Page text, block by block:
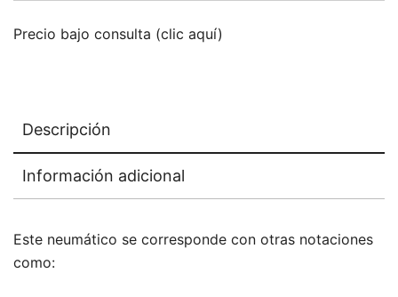
Precio bajo consulta (clic aquí)
Descripción
Información adicional
Este neumático se corresponde con otras notaciones
como: